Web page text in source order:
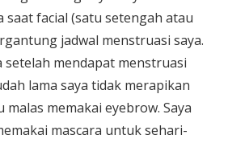
saat facial (satu setengah atau
jadwal menstruasi saya.
setelah mendapat menstruasi
lama saya tidak merapikan
malas memakai eyebrow. Saya
mascara untuk sehari-